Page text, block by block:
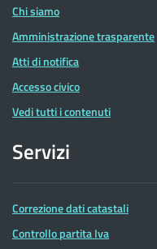
Chi siamo
Amministrazione trasparente
Atti di notifica
Accesso civico
Vedi tutti i contenuti
Servizi
Correzione dati catastali
Controllo partita Iva